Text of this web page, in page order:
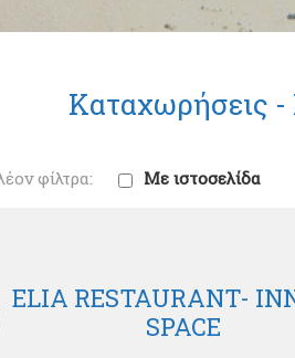
Καταχωρήσεις -
Με ιστοσελίδα
ELIA RESTAURANT-
SPACE